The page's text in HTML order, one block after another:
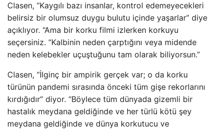
Clasen, “Kaygılı bazı insanlar, kontrol edemeyecekleri
belirsiz bir olumsuz duygu bulutu içinde yaşarlar” diye
açıklıyor. “Ama bir korku filmi izlerken korkuyu
seçersiniz. “Kalbinin neden çarptığını veya midende
neden kelebekler uçuştuğunu tam olarak biliyorsun.”
Clasen, “İlginç bir ampirik gerçek var; o da korku
türünün pandemi sırasında önceki tüm gişe rekorlarını
kırdığıdır” diyor. “Böylece tüm dünyada gizemli bir
hastalık meydana geldiğinde ve her türlü kötü şey
meydana geldiğinde ve dünya korkutucu ve